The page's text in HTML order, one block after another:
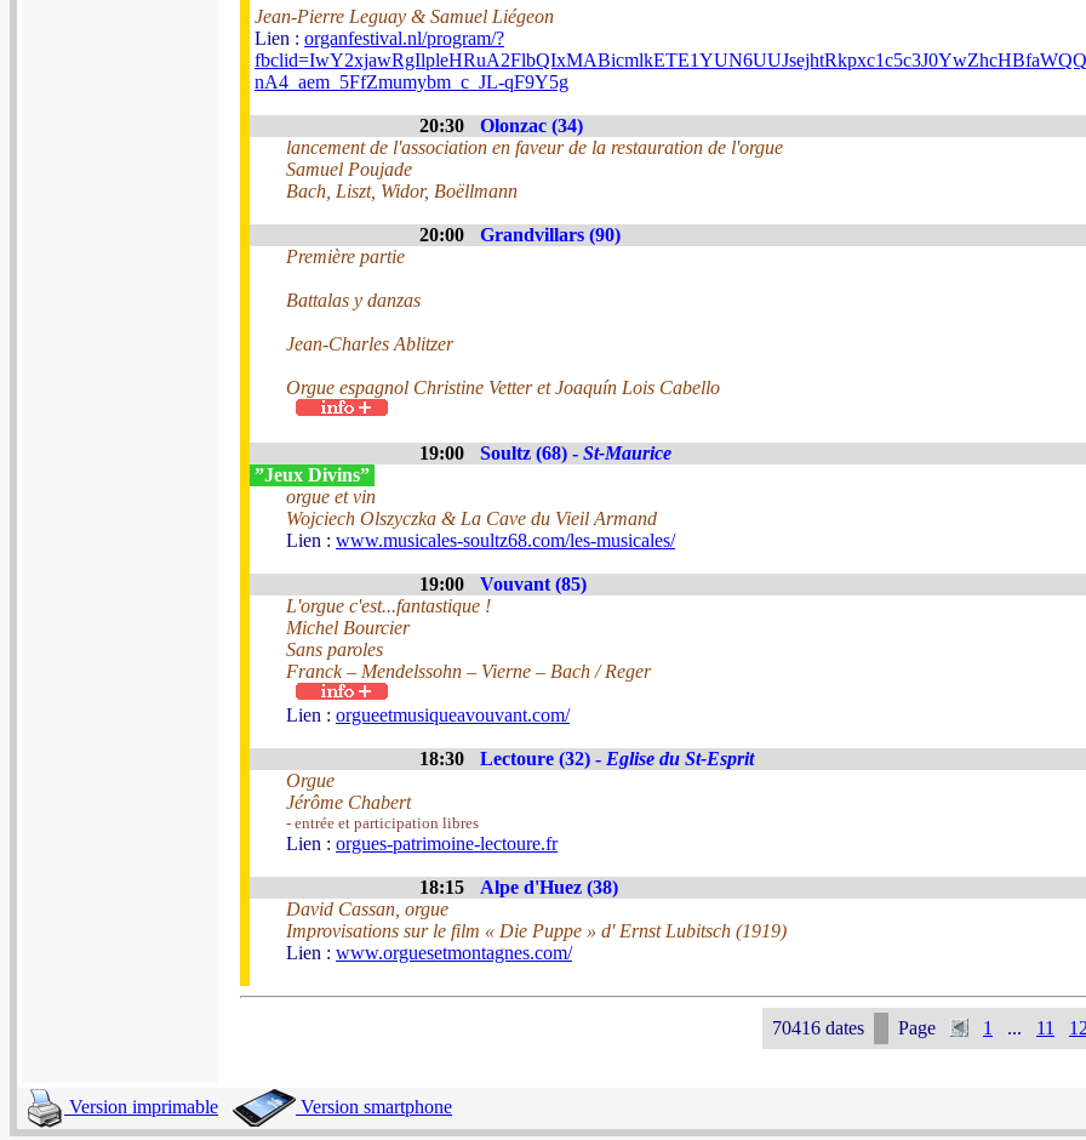
Jean-Pierre Leguay & Samuel Liégeon
Lien : organfestival.nl/program/?
nA4_aem_5FfZmumybm_c_JL-qF9Y5g
20:30
Olonzac (34)
lancement de l'association en faveur de la restauration de l'orgue
Samuel Poujade
Bach, Liszt, Widor, Boëllmann
20:00
Grandvillars (90)
Première partie
Battalas y danzas
Jean-Charles Ablitzer
Orgue espagnol Christine Vetter et Joaquín Lois Cabello
19:00 Soultz (68) - St-Maurice
”Jeux Divins”
orgue et vin
Wojciech Olszyczka & La Cave du Vieil Armand
Lien : www.musicales-soultz68.com/les-musicales/
19:00
Vouvant (85)
L'orgue c'est...fantastique !
Michel Bourcier
Sans paroles
Franck – Mendelssohn – Vierne – Bach / Reger
Lien : orgueetmusiqueavouvant.com/
18:30 Lectoure (32) - Eglise du St-Esprit
Orgue
Jérôme Chabert
- entrée et participation libres
Lien : orgues-patrimoine-lectoure.fr
18:15
Alpe d'Huez (38)
David Cassan, orgue
Improvisations sur le film « Die Puppe » d' Ernst Lubitsch (1919)
Lien : www.orguesetmontagnes.com/
70416 dates Page 1 ... 11 12
Version imprimable Version smartphone